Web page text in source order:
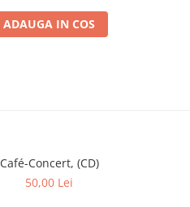
ADAUGA IN COS
Café-Concert, (CD)
50,00 Lei